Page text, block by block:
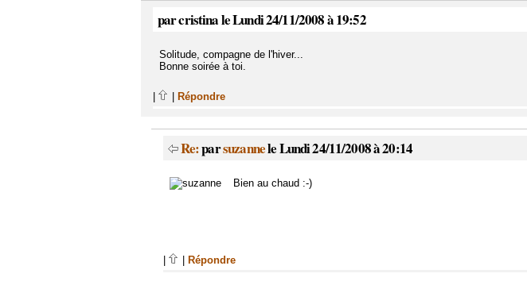
par cristina le Lundi 24/11/2008 à 19:52
Solitude, compagne de l'hiver...
Bonne soirée à toi.
Répondre
Re:parsuzannele Lundi 24/11/2008 à 20:14
Bien au chaud :-)
| | Répondre